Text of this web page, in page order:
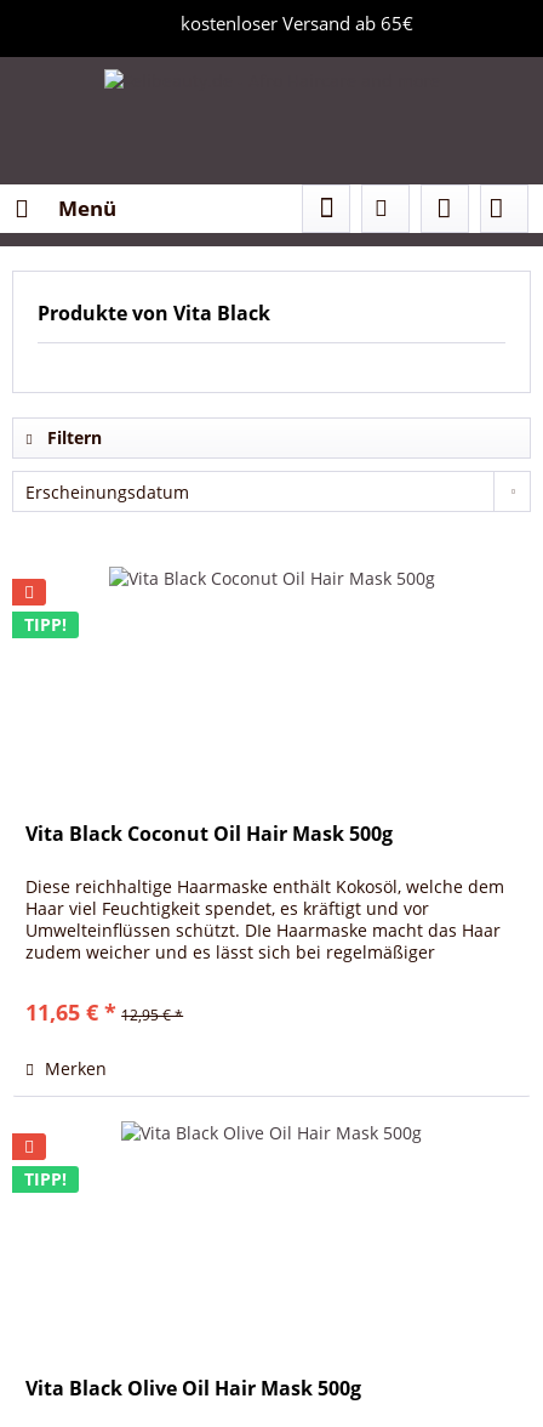
kostenloser Versand ab 65€
Menü
Produkte von Vita Black
Filtern
TIPP!
Vita Black Coconut Oil Hair Mask 500g
Diese reichhaltige Haarmaske enthält Kokosöl, welche dem
Haar viel Feuchtigkeit spendet, es kräftigt und vor
Umwelteinflüssen schützt. DIe Haarmaske macht das Haar
zudem weicher und es lässt sich bei regelmäßiger
11,65 € * 12,95 € *
Merken
TIPP!
Vita Black Olive Oil Hair Mask 500g